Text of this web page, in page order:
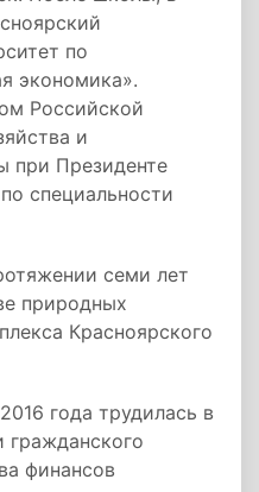
по
экономика».
Российской
и
при Президенте
специальности
семи лет
природных
Красноярского
года трудилась в
финансов